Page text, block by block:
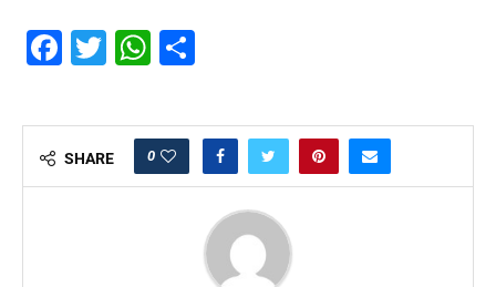
Facebook
TwitterWhatsApp
SHARE 0